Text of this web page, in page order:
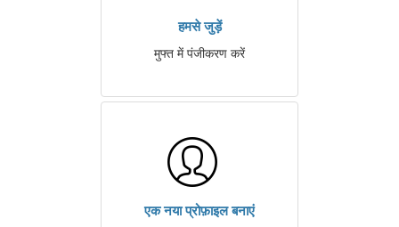
हमसे जुड़ें
मुफ्त में पंजीकरण करें
एक नया प्रोफ़ाइल बनाएं